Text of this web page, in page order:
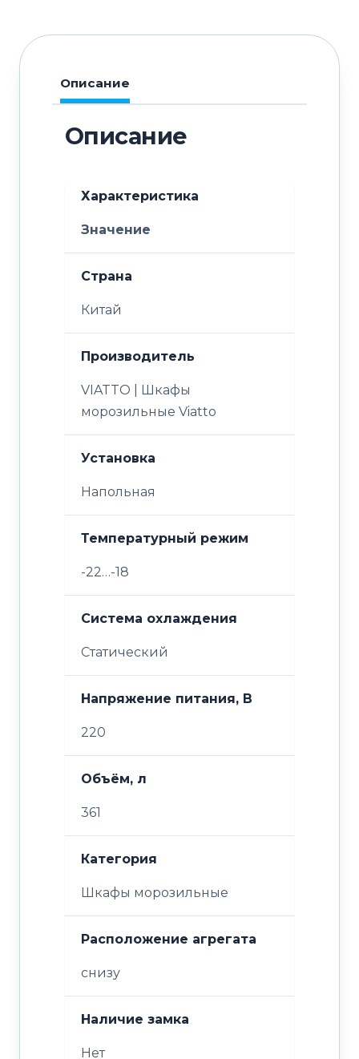
Описание
Описание
Характеристика
Значение
Страна
Китай
Производитель
VIATTO | Шкафы
морозильные Viatto
Установка
Напольная
Температурный режим
-22…-18
Система охлаждения
Статический
Напряжение питания, В
220
Объём, л
361
Категория
Шкафы морозильные
Расположение агрегата
снизу
Наличие замка
Нет